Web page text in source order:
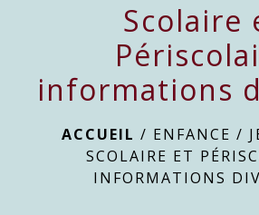
Scolaire
informations
ACCUEIL / ENFANCE /
SCOLAIRE ET
INFORMATIONS